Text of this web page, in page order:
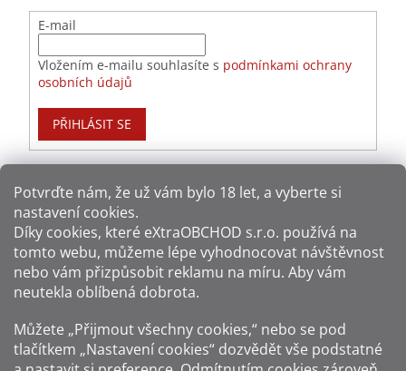
Potvrďte nám​​, že už vám bylo 18 let, a vyberte si
nastavení cookies.
Díky cookies, které eXtraOBCHOD s.r.o. používá na
tomto webu, můžeme lépe vyhodnocovat návštěvnost
nebo vám přizpůsobit reklamu na míru. Aby vám
neutekla oblíbená dobrota.
Můžete „Přijmout všechny cookies,“ nebo se pod
tlačítkem „Nastavení cookies“ dozvědět vše podstatné
E-mail
Vložením e-mailu souhlasíte s podmínkami ochrany
osobních údajů
PŘIHLÁSIT SE
Způsoby dopravy: